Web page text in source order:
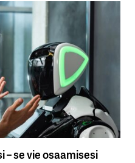
– se vie osaamisesi